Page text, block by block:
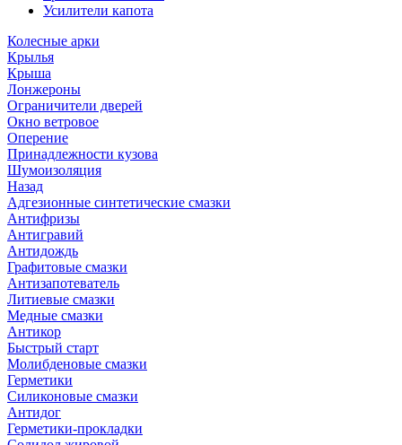
Усилители капота
Колесные арки
Крылья
Крыша
Лонжероны
Ограничители дверей
Окно ветровое
Оперение
Принадлежности кузова
Шумоизоляция
Назад
Адгезионные синтетические смазки
Антифризы
Антигравий
Антидождь
Графитовые смазки
Антизапотеватель
Литиевые смазки
Медные смазки
Антикор
Быстрый старт
Молибденовые смазки
Герметики
Силиконовые смазки
Антидог
Герметики-прокладки